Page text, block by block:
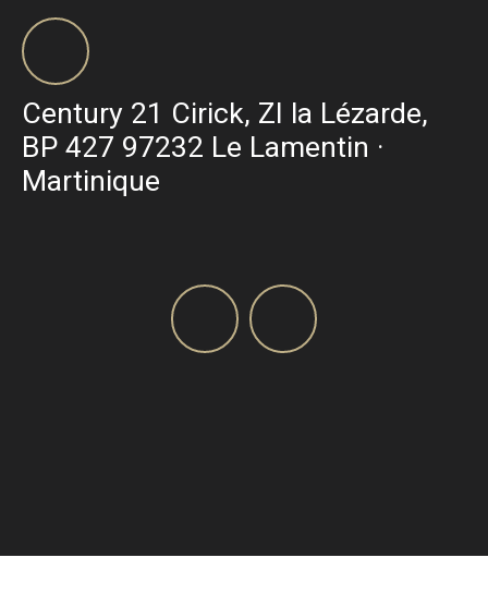
Century 21 Cirick, ZI la Lézarde,
BP 427 97232 Le Lamentin ·
Martinique